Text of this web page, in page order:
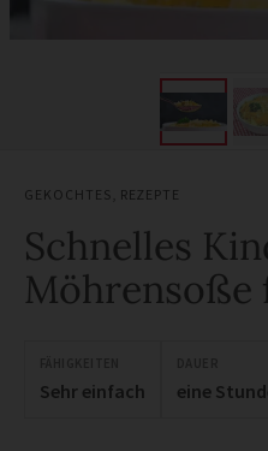
GEKOCHTES REZEPTE
Schnelles
Möhrensoße
Sehr einfach eine